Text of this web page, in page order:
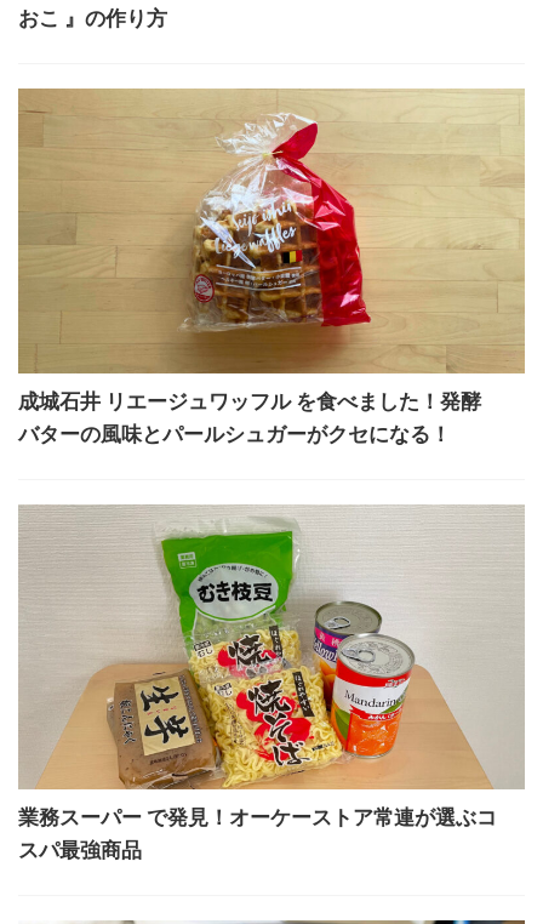
おこ 』の作り方
成城石井 リエージュワッフル を食べました！発酵
バターの風味とパールシュガーがクセになる！
業務スーパー で発見！オーケーストア常連が選ぶコ
スパ最強商品